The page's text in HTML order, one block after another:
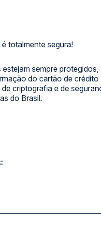
totalmente segura!
sempre protegidos,
do cartão de crédito
criptografia e de
do Brasil.